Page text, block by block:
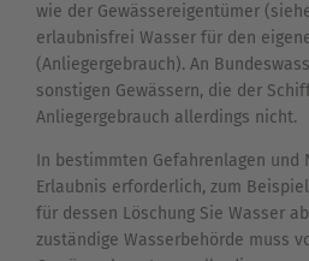
wie der Gewässereigentümer
erlaubnisfrei Wasser für den
(Anliegergebrauch). An
sonstigen Gewässern, die der
Anliegergebrauch allerdings nicht.
In bestimmten Gefahrenlagen
Erlaubnis erforderlich, zum
für dessen Löschung Sie Wasser
zuständige Wasserbehörde muss